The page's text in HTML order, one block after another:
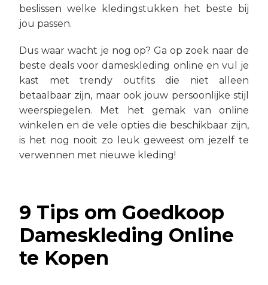
beslissen welke kledingstukken het beste bij
jou passen.
Dus waar wacht je nog op? Ga op zoek naar de
beste deals voor dameskleding online en vul je
kast met trendy outfits die niet alleen
betaalbaar zijn, maar ook jouw persoonlijke stijl
weerspiegelen. Met het gemak van online
winkelen en de vele opties die beschikbaar zijn,
is het nog nooit zo leuk geweest om jezelf te
verwennen met nieuwe kleding!
9 Tips om Goedkoop
Dameskleding Online
te Kopen